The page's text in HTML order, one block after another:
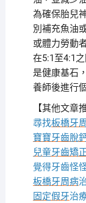
為確保胎兒
別補充魚油
或體力勞動
在5:1至4:1
是健康基石
養師後進行
【其他文章
尋找板橋牙
寶寶牙齒脫
兒童牙齒矯
覺得牙齒怪
板橋牙周病
固定假牙治